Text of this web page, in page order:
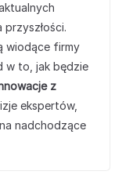
wiodące firmy
w to, jak będzie
z
ekspertów,
nadchodzące